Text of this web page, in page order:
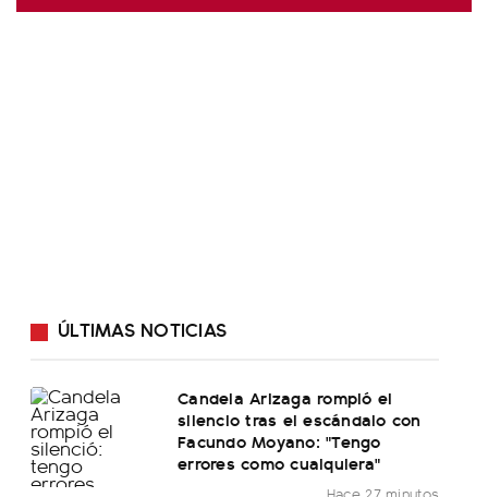
ÚLTIMAS NOTICIAS
Candela Arizaga rompió el
silencio tras el escándalo con
Facundo Moyano: "Tengo
errores como cualquiera"